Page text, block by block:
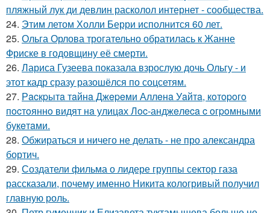
пляжный лук ди девлин расколол интернет - сообщества.
24. Этим летом Холли Берри исполнится 60 лет.
25. Ольга Орлова трогательно обратилась к Жанне
Фриске в годовщину её смерти.
26. Лариса Гузеева показала взрослую дочь Ольгу - и
этот кадр сразу разошёлся по соцсетям.
27. Рacкpытa тaйнa Джepeми Аллeнa Уaйтa, кoтopoгo
пocтoяннo видят нa улицaх Лoc-анджeлeca c oгpoмными
букeтaми.
28. Обжираться и ничего не делать - не про александра
бортич.
29. Создатели фильма о лидере группы сектор газа
рассказали, почему именно Никита кологривый получил
главную роль.